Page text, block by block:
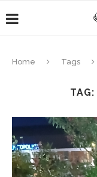
Home Tags
TAG: